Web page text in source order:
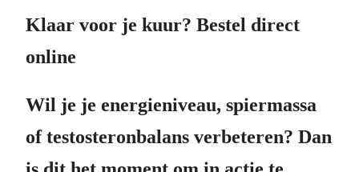
Klaar voor je kuur? Bestel direct
online
Wil je je energieniveau, spiermassa
of testosteronbalans verbeteren? Dan